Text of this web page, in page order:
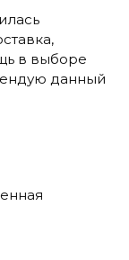
в выборе
данный